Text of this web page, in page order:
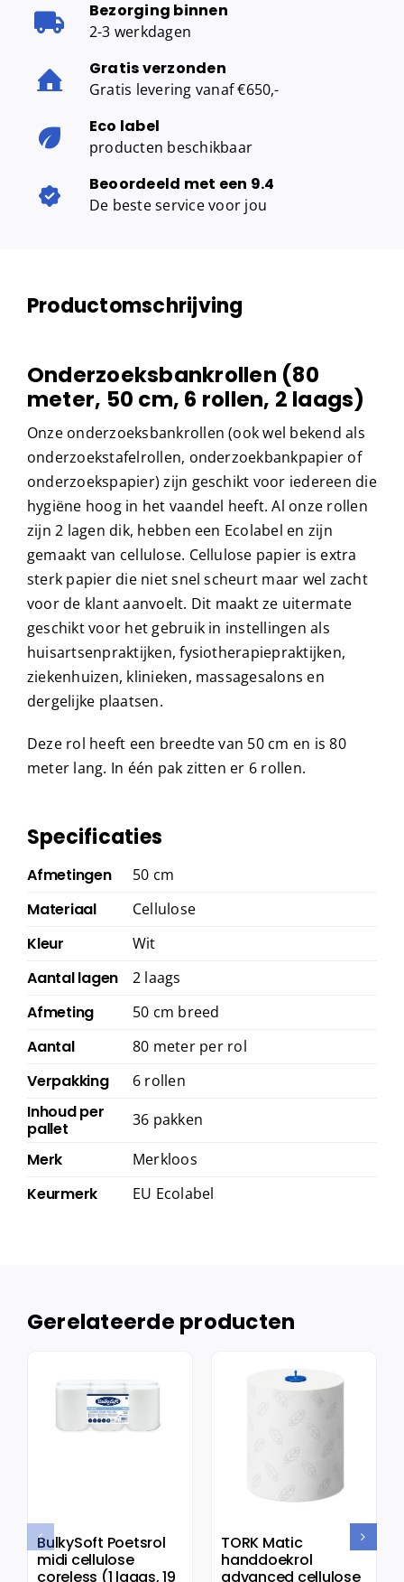
Bezorging binnen
2-3 werkdagen
Gratis verzonden
Gratis levering vanaf €650,-
Eco label
producten beschikbaar
Beoordeeld met een 9.4
De beste service voor jou
Productomschrijving
Onderzoeksbankrollen (80
meter, 50 cm, 6 rollen, 2 laags)
Onze onderzoeksbankrollen (ook wel bekend als
onderzoekstafelrollen, onderzoekbankpapier of
onderzoekspapier) zijn geschikt voor iedereen die
hygiëne hoog in het vaandel heeft. Al onze rollen
zijn 2 lagen dik, hebben een Ecolabel en zijn
gemaakt van cellulose. Cellulose papier is extra
sterk papier die niet snel scheurt maar wel zacht
voor de klant aanvoelt. Dit maakt ze uitermate
geschikt voor het gebruik in instellingen als
huisartsenpraktijken, fysiotherapiepraktijken,
ziekenhuizen, klinieken, massagesalons en
dergelijke plaatsen.
Deze rol heeft een breedte van 50 cm en is 80
meter lang. In één pak zitten er 6 rollen.
Specificaties
Afmetingen 50 cm
Materiaal Cellulose
Kleur Wit
Aantal lagen 2 laags
Afmeting 50 cm breed
Aantal 80 meter per rol
Verpakking 6 rollen
Inhoud per
pallet
36 pakken
Merk Merkloos
Keurmerk EU Ecolabel
Gerelateerde producten
BulkySoft Poetsrol
midi cellulose
coreless (1 laags, 19
TORK Matic
handdoekrol
advanced cellulose